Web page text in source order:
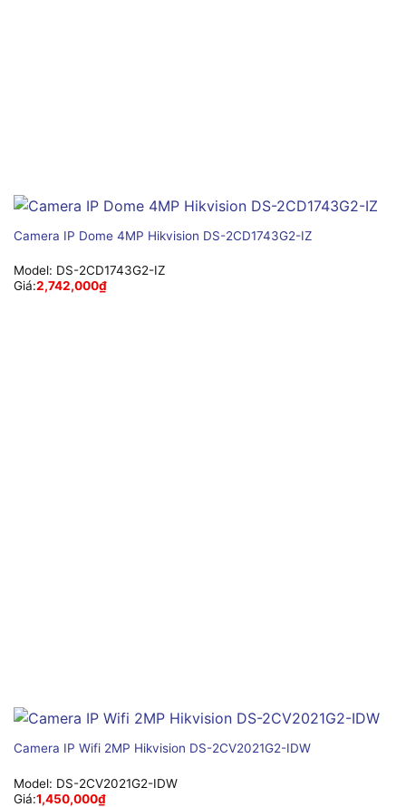
Camera IP Dome 4MP Hikvision DS-2CD1743G2-IZ
Model: DS-2CD1743G2-IZ
Giá:2,742,000₫
Camera IP Wifi 2MP Hikvision DS-2CV2021G2-IDW
Model: DS-2CV2021G2-IDW
Giá:1,450,000₫